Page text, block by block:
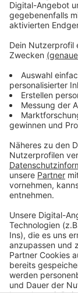
morgen nicht
Weitere
Anzeige
So berichtet
So berichtet
Anzeige
Anzeige